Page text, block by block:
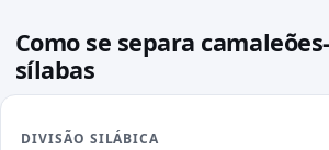
Como se separa
sílabas
DIVISÃO SILÁBICA